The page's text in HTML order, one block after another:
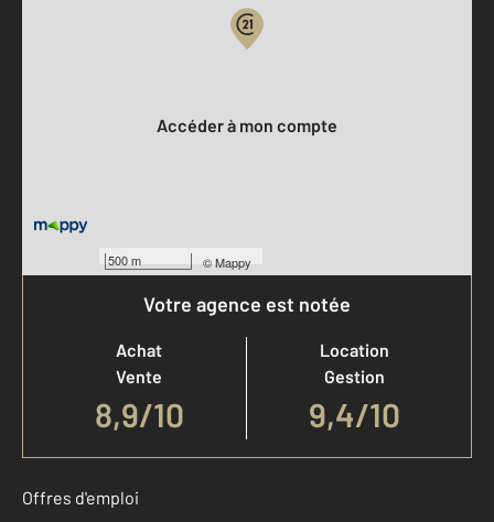
500 m ©Mappy
Accéder à mon compte
Votre agence est notée
Achat
Vente
8,9/10
Location
Gestion
9,4/10
Offres d'emploi